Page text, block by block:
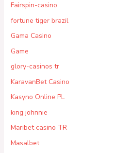
Fairspin-casino
fortune tiger brazil
Gama Casino
Game
glory-casinos tr
KaravanBet Casino
Kasyno Online PL
king johnnie
Maribet casino TR
Masalbet